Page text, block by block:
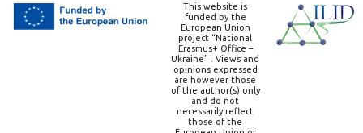
This website is
funded by the
European Union
project “National
Erasmus+ Office –
Ukraine” . Views and
opinions expressed
are however those
of the author(s) only
and do not
necessarily reflect
those of the